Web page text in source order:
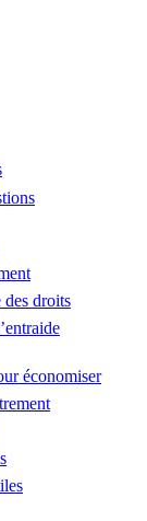
des droits
économiser